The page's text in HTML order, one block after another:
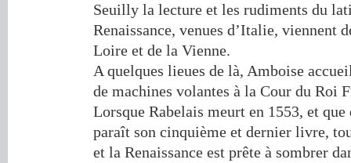
Seuilly la lecture et les rudiments du
Renaissance, venues d’Italie, viennent
Loire et de la Vienne.
A quelques lieues de là, Amboise
de machines volantes à la Cour du Roi
Lorsque Rabelais meurt en 1553, et que
paraît son cinquième et dernier livre,
et la Renaissance est prête à sombrer